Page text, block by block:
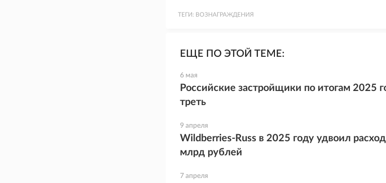
ТЕГИ: ВОЗНАГРАЖДЕНИЯ
ЕЩЕ ПО ЭТОЙ ТЕМЕ:
6 мая
Российские застройщики по итогам 2025
треть
9 апреля
Wildberries-Russ в 2025 году удвоил
млрд рублей
7 апреля